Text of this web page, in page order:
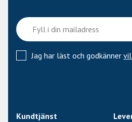
Jag har läst och godkänner
Kundtjänst